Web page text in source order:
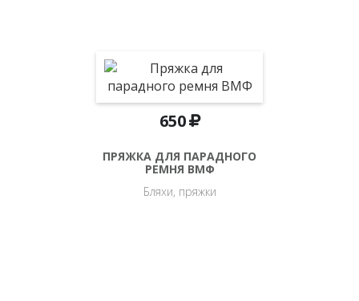
650
ПРЯЖКА ДЛЯ ПАРАДНОГО
РЕМНЯ ВМФ
Бляхи, пряжки